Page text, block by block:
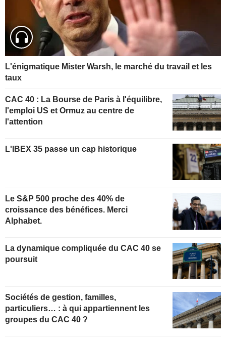
L'énigmatique Mister Warsh, le marché du travail et les
taux
CAC 40 : La Bourse de Paris à l'équilibre,
l'emploi US et Ormuz au centre de
l'attention
L'IBEX 35 passe un cap historique
Le S&P 500 proche des 40% de
croissance des bénéfices. Merci
Alphabet.
La dynamique compliquée du CAC 40 se
poursuit
Sociétés de gestion, familles,
particuliers… : à qui appartiennent les
groupes du CAC 40 ?